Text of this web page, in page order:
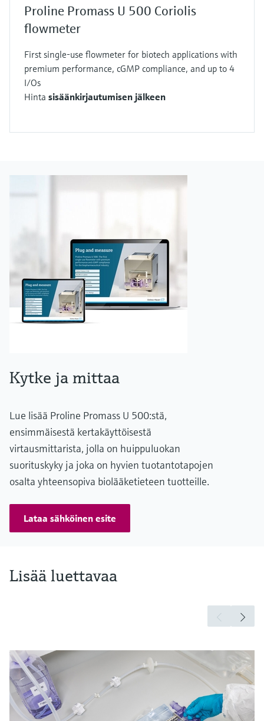
Proline Promass U 500 Coriolis
flowmeter
First single-use flowmeter for biotech applications with
premium performance, cGMP compliance, and up to 4
I/Os
Hinta sisäänkirjautumisen jälkeen
Kytke ja mittaa
Lue lisää Proline Promass U 500:stä,
ensimmäisestä kertakäyttöisestä
virtausmittarista, jolla on huippuluokan
suorituskyky ja joka on hyvien tuotantotapojen
osalta yhteensopiva biolääketieteen tuotteille.
Lataa sähköinen esite
Lisää luettavaa